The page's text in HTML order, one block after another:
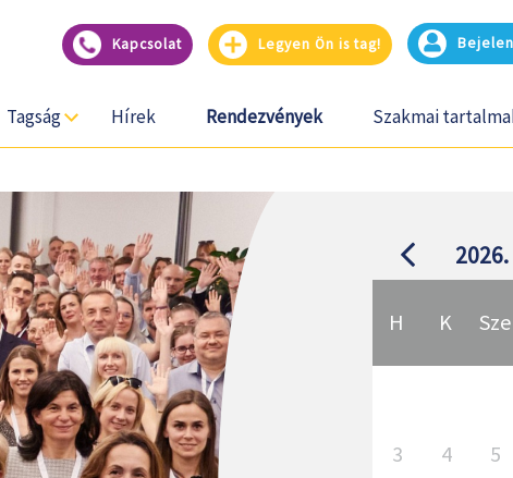
Kapcsolat Legyen Ön is tag!
Tagság Hírek Rendezvények Szakmai
2026.
H K Sze
3 4 5